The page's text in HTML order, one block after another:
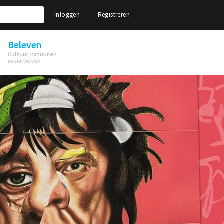
Inloggen Registreren
Beleven
Cultuur, natuur en
activiteiten